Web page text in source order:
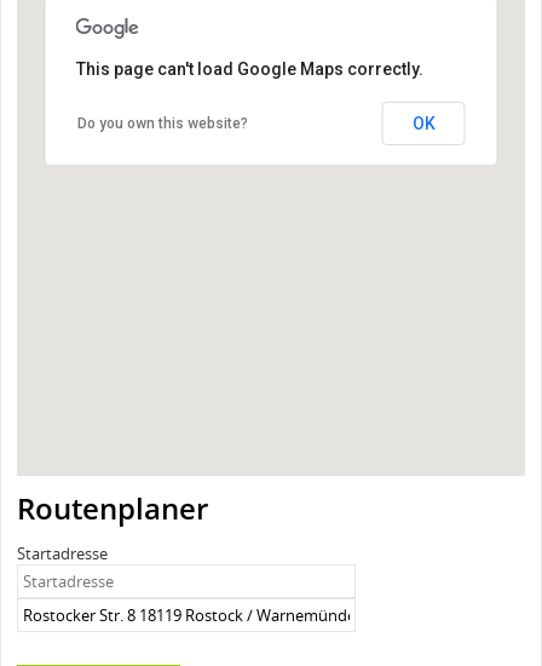
This page can't load Google Maps correctly.
Do you own this website? OK
Routenplaner
Startadresse